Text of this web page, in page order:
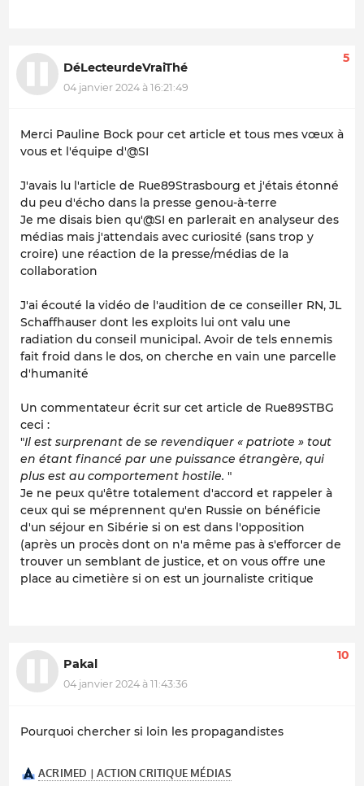
DéLecteurdeVraiThé
04 janvier 2024 à 16:21:49
5
Merci Pauline Bock pour cet article et tous mes vœux à
vous et l'équipe d'@SI
J'avais lu l'article de Rue89Strasbourg et j'étais étonné
du peu d'écho dans la presse genou-à-terre
Je me disais bien qu'@SI en parlerait en analyseur des
médias mais j'attendais avec curiosité (sans trop y
croire) une réaction de la presse/médias de la
collaboration
J'ai écouté la vidéo de l'audition de ce conseiller RN, JL
Schaffhauser dont les exploits lui ont valu une
radiation du conseil municipal. Avoir de tels ennemis
fait froid dans le dos, on cherche en vain une parcelle
d'humanité
Un commentateur écrit sur cet article de Rue89STBG
ceci :
"Il est surprenant de se revendiquer « patriote » tout
en étant financé par une puissance étrangère, qui
plus est au comportement hostile. "
Je ne peux qu'être totalement d'accord et rappeler à
ceux qui se méprennent qu'en Russie on bénéficie
d'un séjour en Sibérie si on est dans l'opposition
(après un procès dont on n'a même pas à s'efforcer de
trouver un semblant de justice, et on vous offre une
place au cimetière si on est un journaliste critique
Pakal
04 janvier 2024 à 11:43:36
10
Pourquoi chercher si loin les propagandistes